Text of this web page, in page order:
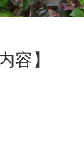
容】